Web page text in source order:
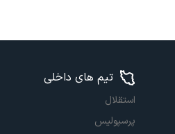
تیم های داخلی
استقلال
پرسپولیس